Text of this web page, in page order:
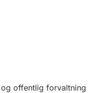
offentlig forvaltning